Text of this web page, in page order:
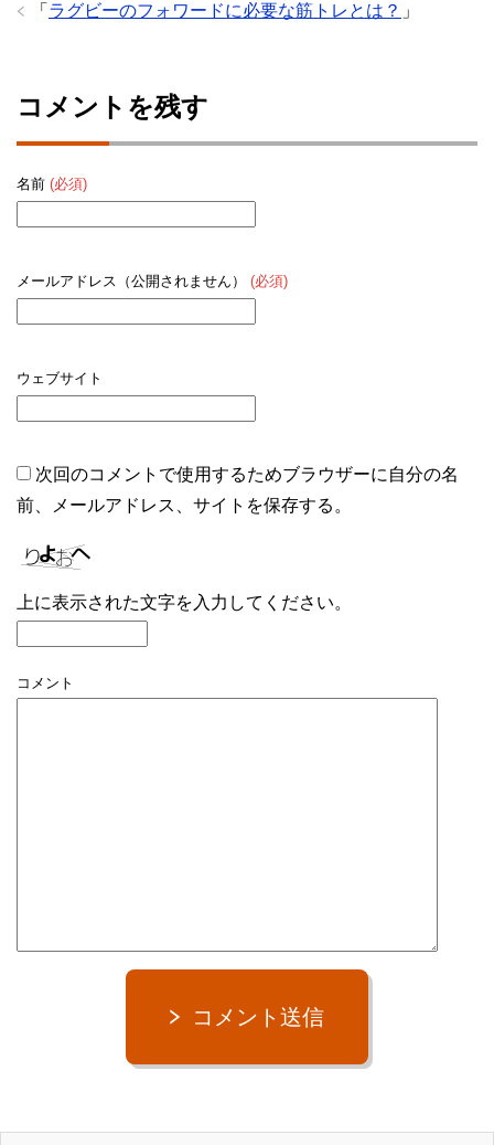
「 ラグビーのフォワードに必要な筋トレとは？ 」
コメントを残す
名前 (必須)
メールアドレス（公開されません） (必須)
ウェブサイト
次回のコメントで使用するためブラウザーに自分の名
前、メールアドレス、サイトを保存する。
上に表示された文字を入力してください。
コメント
コメント送信